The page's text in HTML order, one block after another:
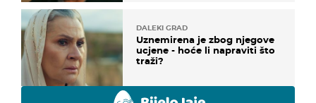
DALEKI GRAD
Uznemirena je zbog njegove
ucjene - hoće li napraviti što
traži?